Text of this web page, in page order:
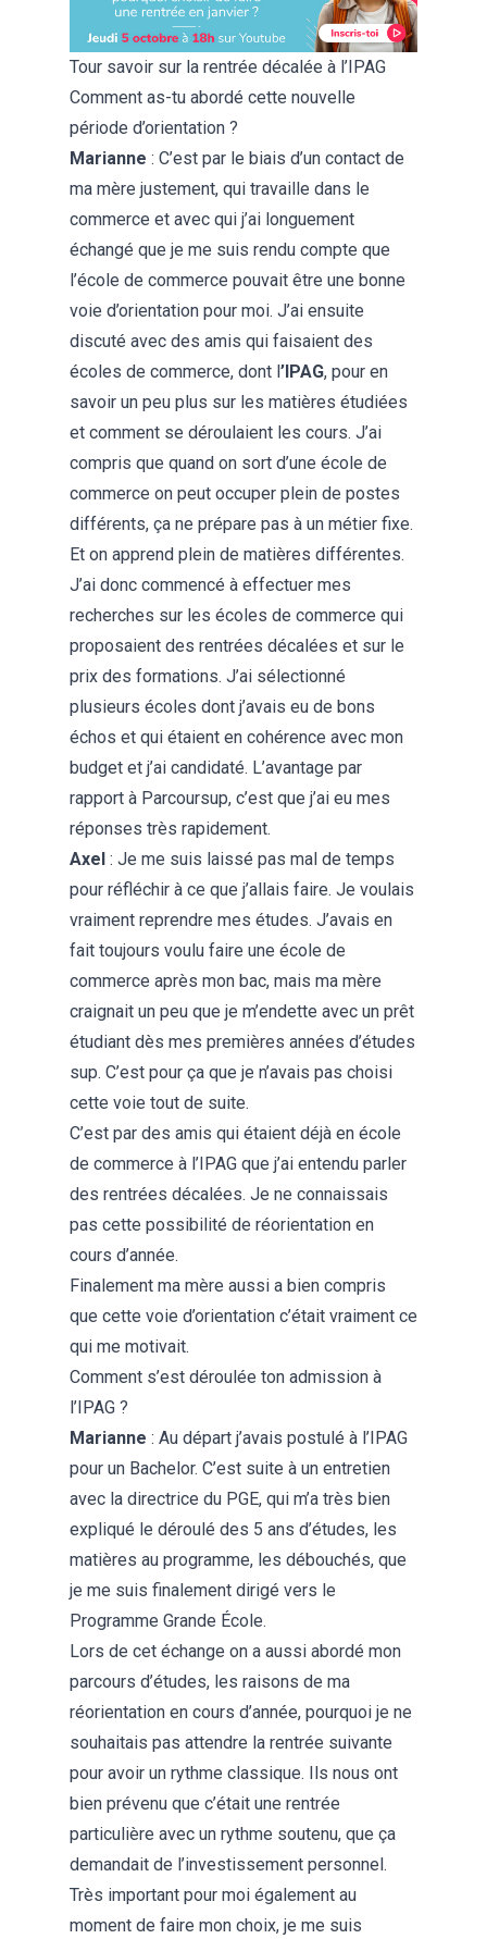
Tour savoir sur la rentrée décalée à l’IPAG
Comment as-tu abordé cette nouvelle
période d’orientation ?
Marianne : C’est par le biais d’un contact de
ma mère justement, qui travaille dans le
commerce et avec qui j’ai longuement
échangé que je me suis rendu compte que
l’école de commerce pouvait être une bonne
voie d’orientation pour moi. J’ai ensuite
discuté avec des amis qui faisaient des
écoles de commerce, dont ’IPAG, pour en
savoir un peu plus sur les matières étudiées
et comment se déroulaient les cours. J’ai
compris que quand on sort d’une école de
commerce on peut occuper plein de postes
différents, ça ne prépare pas à un métier fixe.
Et on apprend plein de matières différentes.
J’ai donc commencé à effectuer mes
recherches sur les écoles de commerce qui
proposaient des rentrées décalées et sur le
prix des formations. J’ai sélectionné
plusieurs écoles dont j’avais eu de bons
échos et qui étaient en cohérence avec mon
budget et j’ai candidaté. L’avantage par
rapport à Parcoursup, c’est que j’ai eu mes
réponses très rapidement.
Axel : Je me suis laissé pas mal de temps
pour réfléchir à ce que j’allais faire. Je voulais
vraiment reprendre mes études. J’avais en
fait toujours voulu faire une école de
commerce après mon bac, mais ma mère
craignait un peu que je m’endette avec un prêt
étudiant dès mes premières années d’études
sup. C’est pour ça que je n’avais pas choisi
cette voie tout de suite.
C’est par des amis qui étaient déjà en école
de commerce à l’IPAG que j’ai entendu parler
des rentrées décalées. Je ne connaissais
pas cette possibilité de réorientation en
cours d’année.
Finalement ma mère aussi a bien compris
que cette voie d’orientation c’était vraiment ce
qui me motivait.
Comment s’est déroulée ton admission à
l’IPAG ?
Marianne : Au départ j’avais postulé à l’IPAG
pour un Bachelor. C’est suite à un entretien
avec la directrice du PGE, qui m’a très bien
expliqué le déroulé des 5 ans d’études, les
matières au programme, les débouchés, que
je me suis finalement dirigé vers le
Programme Grande École.
Lors de cet échange on a aussi abordé mon
parcours d’études, les raisons de ma
réorientation en cours d’année, pourquoi je ne
souhaitais pas attendre la rentrée suivante
pour avoir un rythme classique. Ils nous ont
bien prévenu que c’était une rentrée
particulière avec un rythme soutenu, que ça
demandait de l’investissement personnel.
Très important pour moi également au
moment de faire mon choix, je me suis